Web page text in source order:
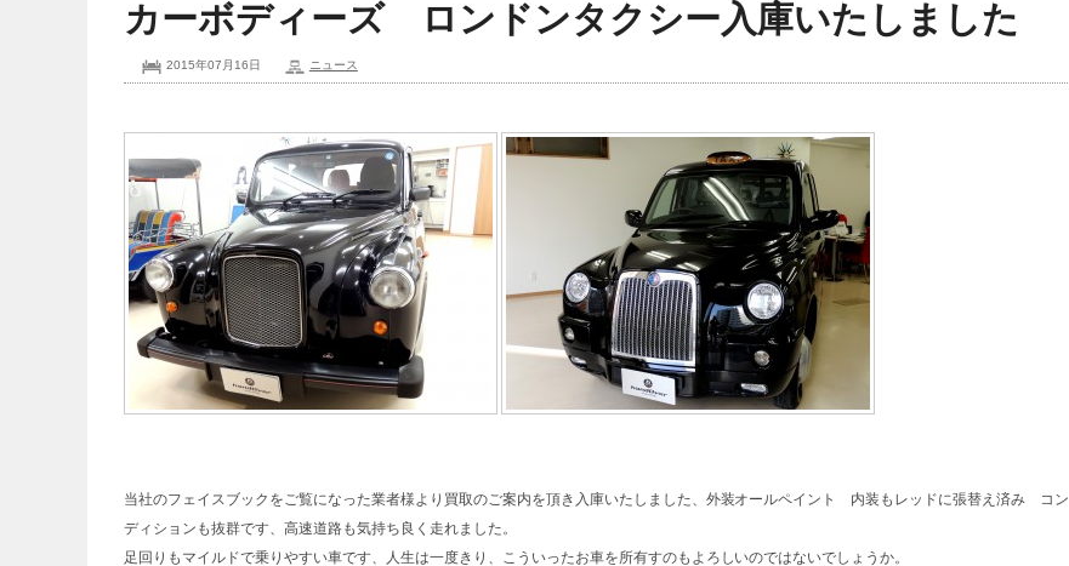
カーボディーズ ロンドンタクシー入庫いたしました
2015年07月16日 ニュース
当社のフェイスブックをご覧になった業者様より買取のご案内を頂き入庫いたしました、外装オールペイント 内装もレッドに張替え済み コン
ディションも抜群です、高速道路も気持ち良く走れました。
足回りもマイルドで乗りやすい車です、人生は一度きり、こういったお車を所有すのもよろしいのではないでしょうか。